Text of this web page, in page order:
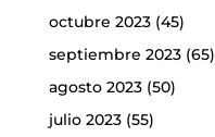
octubre 2023(45)
septiembre 2023(65)
agosto 2023(50)
julio 2023(55)